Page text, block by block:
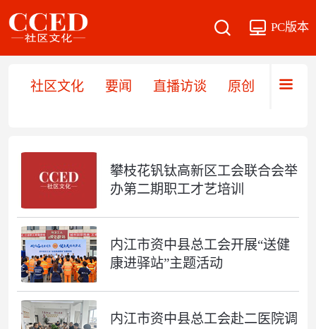
PC版本
社区文化 要闻 直播访谈 原创 文旅
攀枝花钒钛高新区工会联合会举
办第二期职工才艺培训
内江市资中县总工会开展“送健
康进驿站”主题活动
内江市资中县总工会赴二医院调